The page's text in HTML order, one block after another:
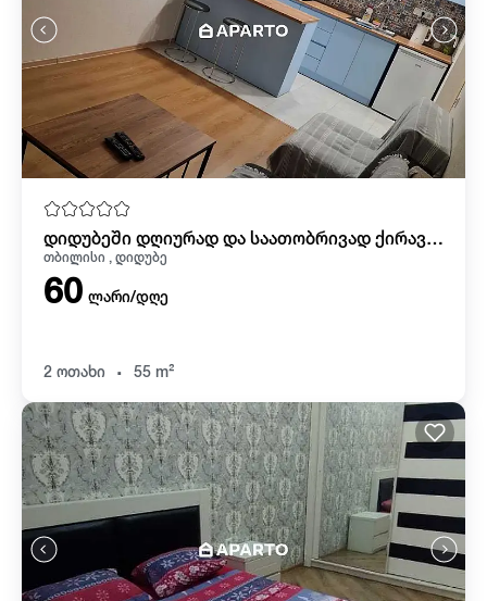
დიდუბეში დღიურად და საათობრივად ქირავდება
თბილისი , დიდუბე
60 ლარი/დღე
2 ოთახი . 55 m²